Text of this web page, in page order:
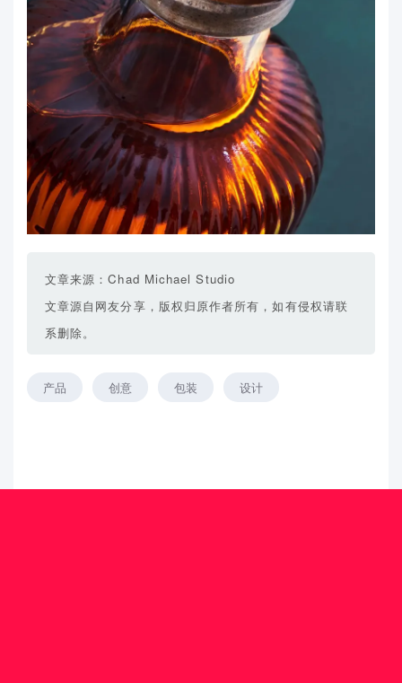
文章来源：Chad Michael Studio
文章源自网友分享，版权归原作者所有，如有侵权请联
系删除。
产品 创意 包装 设计